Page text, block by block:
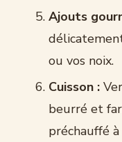
Ajouts
ou vos noix.
Cuisson :
beurré et
préchauffé